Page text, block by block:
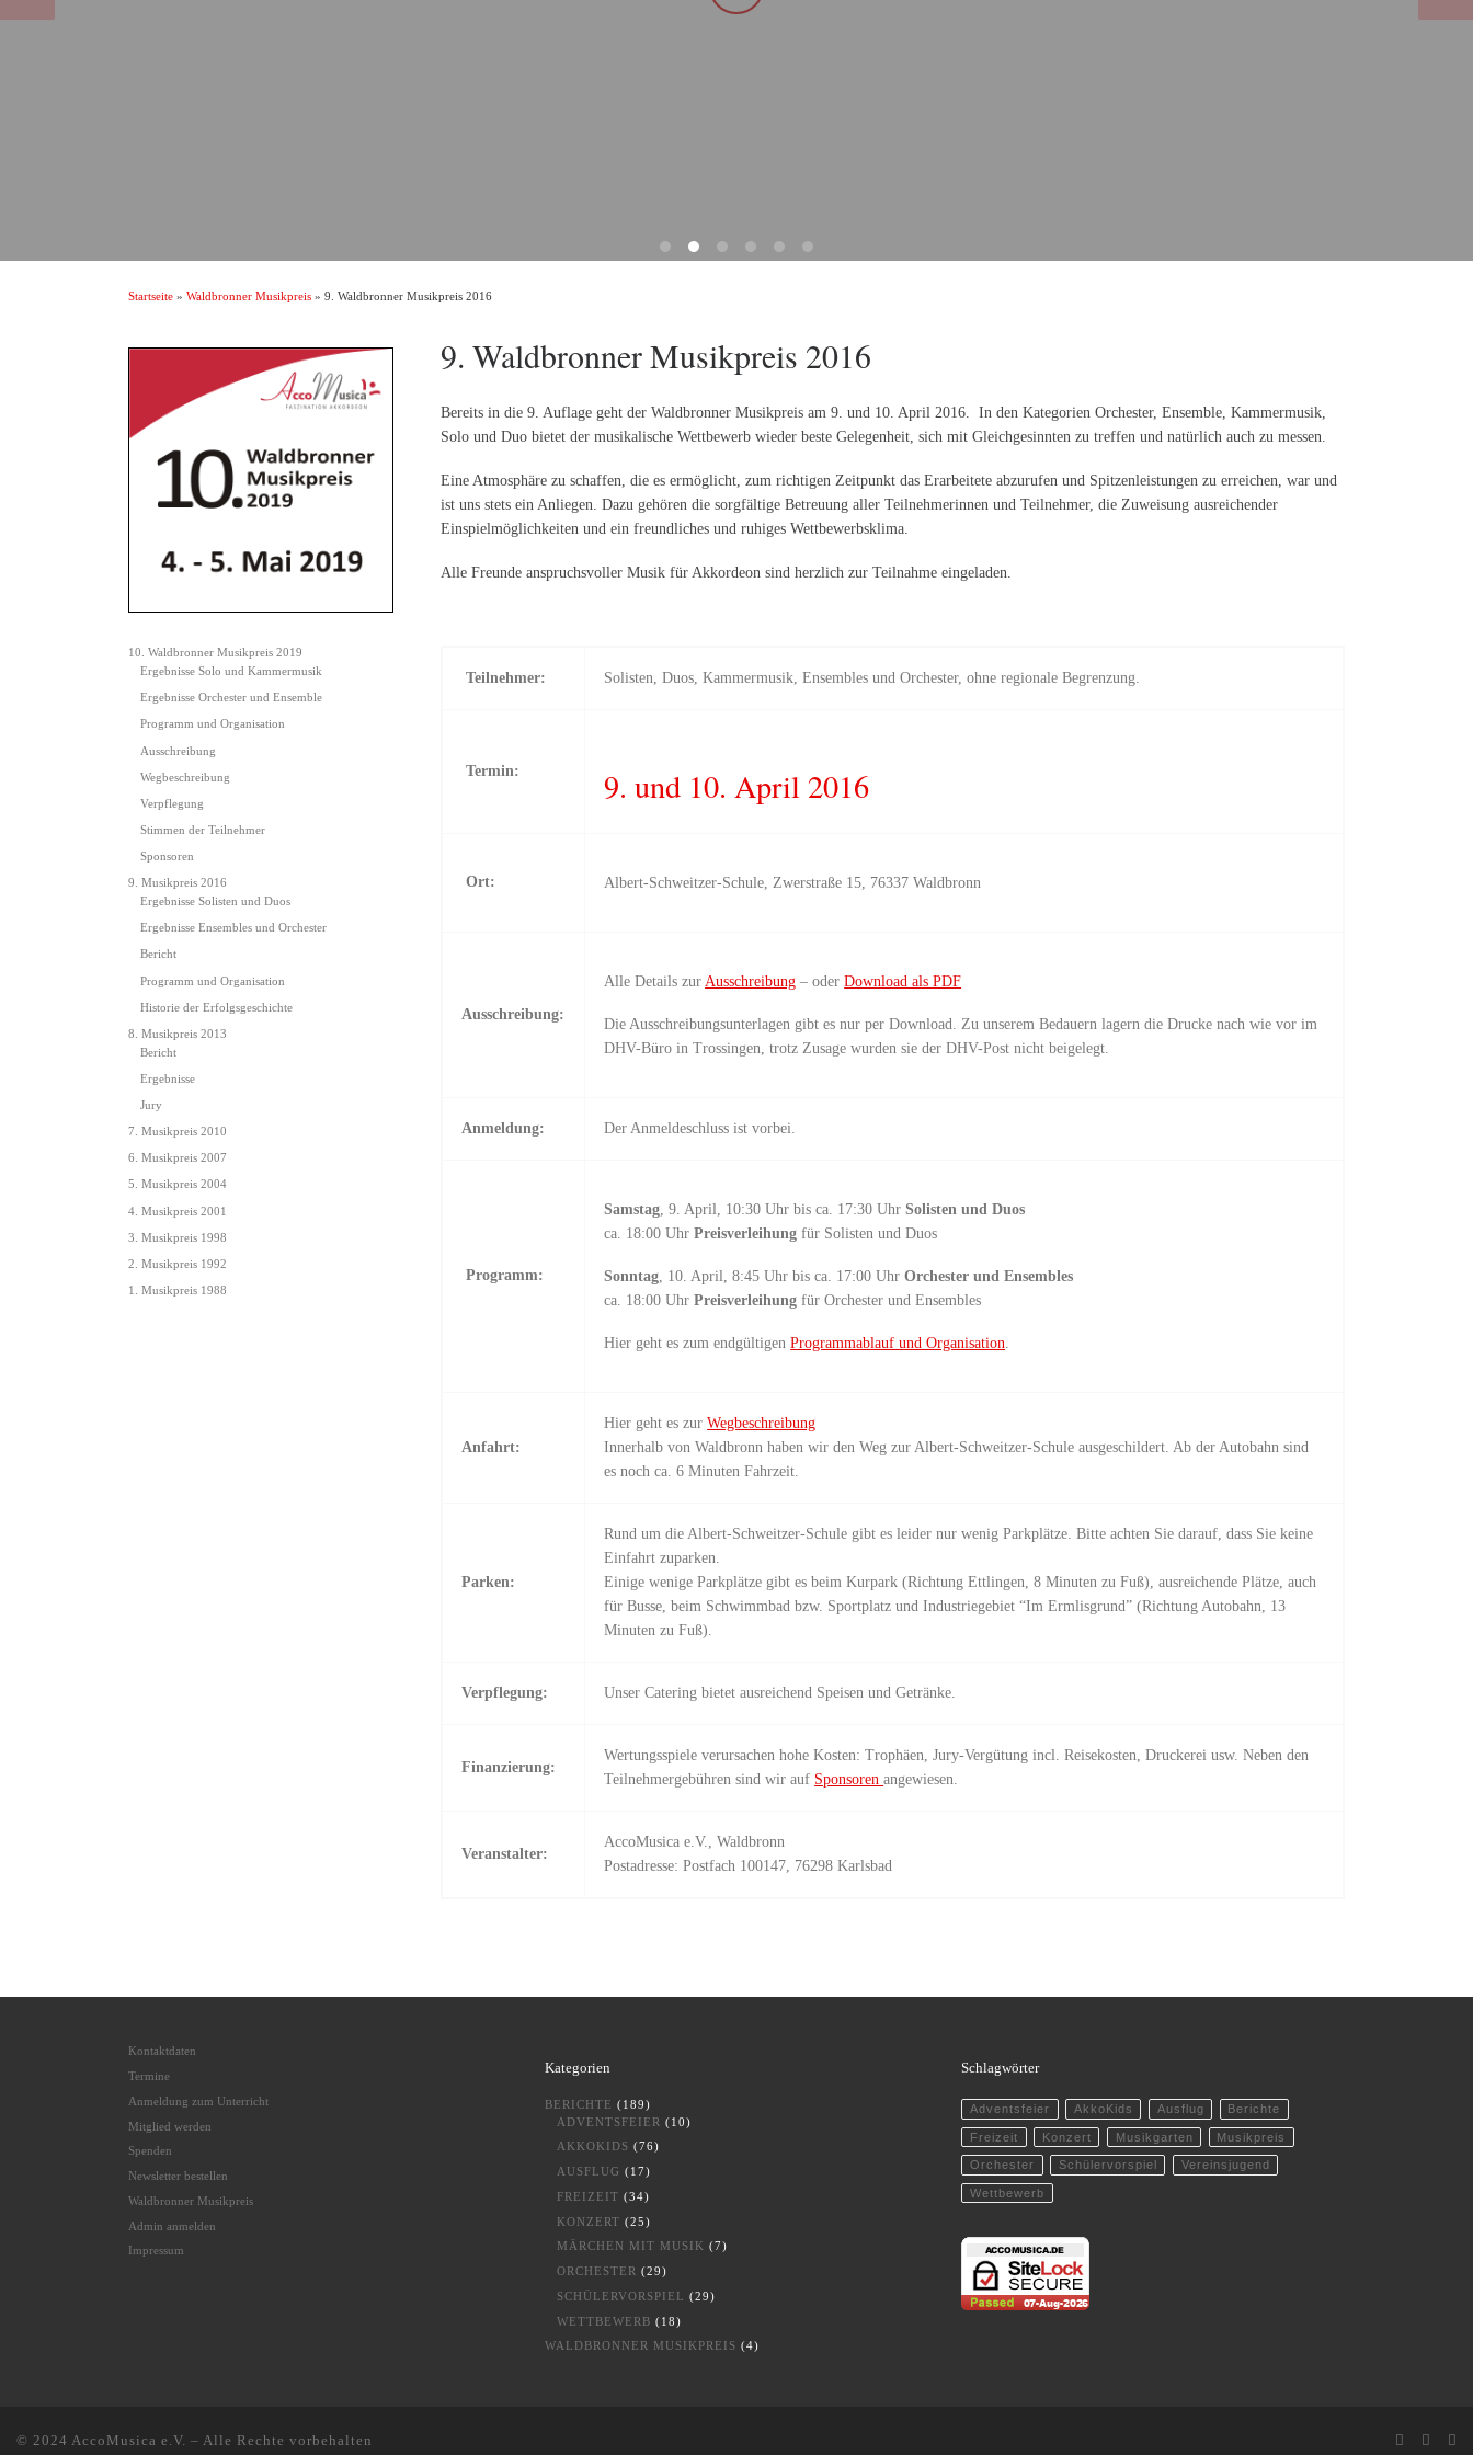
Startseite » Waldbronner Musikpreis » 9. Waldbronner Musikpreis 2016
9. Waldbronner Musikpreis 2016
Bereits in die 9. Auflage geht der Waldbronner Musikpreis am 9. und 10. April 2016. In den Kategorien Orchester, Ensemble, Kammermusik,
Solo und Duo bietet der musikalische Wettbewerb wieder beste Gelegenheit, sich mit Gleichgesinnten zu treffen und natürlich auch zu messen.
Eine Atmosphäre zu schaffen, die es ermöglicht, zum richtigen Zeitpunkt das Erarbeitete abzurufen und Spitzenleistun­gen zu erreichen, war und
ist uns stets ein Anliegen. Dazu gehören die sorgfältige Betreuung aller Teilnehmerinnen und Teilnehmer, die Zuweisung ausreichender
Einspielmöglichkeiten und ein freundliches und ruhiges Wettbewerbsklima.
Alle Freunde anspruchsvoller Musik für Akkordeon sind herzlich zur Teilnahme eingeladen.
Teilnehmer: Solisten, Duos, Kammermusik, Ensembles und Orchester, ohne regionale Begrenzung.
Termin: 9. und 10. April 2016
Ort: Albert-Schweitzer-Schule, Zwerstraße 15, 76337 Waldbronn
Ausschreibung:
Alle Details zurAusschreibung – oderDownload als PDF
Die Ausschreibungsunterlagen gibt es nur per Download. Zu unserem Bedauern lagern die Drucke nach wie vor im
DHV-Büro in Trossingen, trotz Zusage wurden sie der DHV-Post nicht beigelegt.
Anmeldung: Der Anmeldeschluss ist vorbei.
Programm:
Samstag, 9. April, 10:30 Uhr bis ca. 17:30 Uhr Solisten und Duos
ca. 18:00 UhrPreisverleihung für Solisten und Duos
Sonntag, 10. April, 8:45 Uhr bis ca. 17:00 Uhr Orchester und Ensembles
ca. 18:00 UhrPreisverleihung für Orchester und Ensembles
Hier geht es zum endgültigenProgrammablauf und Organisation.
Anfahrt:
Hier geht es zurWegbeschreibung
Innerhalb von Waldbronn haben wir den Weg zur Albert-Schweitzer-Schule ausgeschildert. Ab der Autobahn sind
es noch ca. 6 Minuten Fahrzeit.
Parken:
Rund um die Albert-Schweitzer-Schule gibt es leider nur wenig Parkplätze. Bitte achten Sie darauf, dass Sie keine
Einfahrt zuparken.
Einige wenige Parkplätze gibt es beim Kurpark (Richtung Ettlingen, 8 Minuten zu Fuß), ausreichende Plätze, auch
für Busse, beim Schwimmbad bzw. Sportplatz und Industriegebiet “Im Ermlisgrund” (Richtung Autobahn, 13
Minuten zu Fuß).
Verpflegung: Unser Catering bietet ausreichend Speisen und Getränke.
Finanzierung:
Wertungsspiele verursachen hohe Kosten: Trophäen, Jury-Vergütung incl. Reisekosten, Druckerei usw. Neben den
Teilnehmergebühren sind wir auf Sponsorenangewiesen.
Veranstalter:
AccoMusica e.V., Waldbronn
Postadresse: Postfach 100147, 76298 Karlsbad
10. Waldbronner Musikpreis 2019
Ergebnisse Solo und Kammermusik
Ergebnisse Orchester und Ensemble
Programm und Organisation
Ausschreibung
Wegbeschreibung
Verpflegung
Stimmen der Teilnehmer
Sponsoren
9. Musikpreis 2016
Ergebnisse Solisten und Duos
Ergebnisse Ensembles und Orchester
Bericht
Programm und Organisation
Historie der Erfolgsgeschichte
8. Musikpreis 2013
Bericht
Ergebnisse
Jury
7. Musikpreis 2010
6. Musikpreis 2007
5. Musikpreis 2004
4. Musikpreis 2001
3. Musikpreis 1998
2. Musikpreis 1992
1. Musikpreis 1988
Kontaktdaten
Termine
Anmeldung zum Unterricht
Mitglied werden
Spenden
Newsletter bestellen
Waldbronner Musikpreis
Admin anmelden
Impressum
Kategorien
BERICHTE (189)
ADVENTSFEIER (10)
AKKOKIDS (76)
AUSFLUG (17)
FREIZEIT (34)
KONZERT (25)
MÄRCHEN MIT MUSIK (7)
ORCHESTER (29)
SCHÜLERVORSPIEL (29)
WETTBEWERB (18)
WALDBRONNER MUSIKPREIS (4)
Schlagwörter
Adventsfeier AkkoKids Ausflug Berichte
Freizeit Konzert Musikgarten Musikpreis
Orchester Schülervorspiel Vereinsjugend
Wettbewerb
© 2024 AccoMusica e.V. – Alle Rechte vorbehalten